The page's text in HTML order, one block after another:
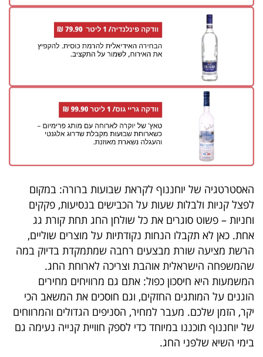
פרסמו
אחרינו:
האסטרטגיה של יוחננוף לקראת שבועות ברורה: במקום
לפצל קניות ולבלות שעות על הכבישים בנסיעות, פקקים
וחניות – פשוט סוגרים את כל שולחן החג תחת קורת גג
אחת. כאן לא תקבלו הנחות נקודתיות על מוצרים שוליים,
הרשת מציעה שורת מבצעים רחבה שמתמקדת בדיוק במה
שהמשפחה הישראלית אוהבת וצריכה לארוחת החג.
המשמעות היא חיסכון כפול: אתם גם מרוויחים מחירים
הוגנים על המותגים החזקים, וגם חוסכים את המשאב הכי
יקר, הזמן שלכם. מעבר למחיר, הסניפים הגדולים והמרווחים
של יוחננוף תוכננו במיוחד כדי לספק חוויית קנייה נעימה גם
בימי השיא שלפני החג.